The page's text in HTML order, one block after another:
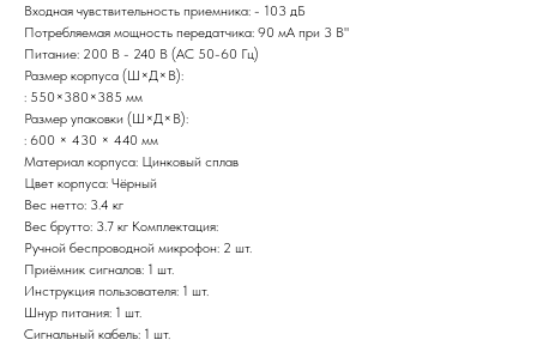
Входная чувствительность приемника: - 103 дБ
Потребляемая мощность передатчика: 90 мА при 3 В"
Питание: 200 В - 240 В (AC 50-60 Гц)
Размер корпуса (Ш×Д×В):
: 550×380×385 мм
Размер упаковки (Ш×Д×В):
: 600 × 430 × 440 мм
Материал корпуса: Цинковый сплав
Цвет корпуса: Чёрный
Вес нетто: 3.4 кг
Вес брутто: 3.7 кг Комплектация:
Ручной беспроводной микрофон: 2 шт.
Приёмник сигналов: 1 шт.
Инструкция пользователя: 1 шт.
Шнур питания: 1 шт.
Сигнальный кабель: 1 шт.